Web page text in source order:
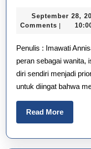
September 28,
Comments
Penulis : Imawati
peran sebagai wanita,
diri sendiri menjadi
untuk diingat bahwa
Read MoreRead
More